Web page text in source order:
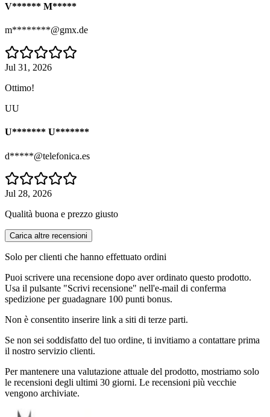
V****** M*****
m********@gmx.de
Jul 31, 2026
Ottimo!
UU
U******* U*******
d*****@telefonica.es
Jul 28, 2026
Qualità buona e prezzo giusto
Carica altre recensioni
Solo per clienti che hanno effettuato ordini
Puoi scrivere una recensione dopo aver ordinato questo prodotto.
Usa il pulsante "Scrivi recensione" nell'e-mail di conferma
spedizione per guadagnare 100 punti bonus.
Non è consentito inserire link a siti di terze parti.
Se non sei soddisfatto del tuo ordine, ti invitiamo a contattare prima
il nostro servizio clienti.
Per mantenere una valutazione attuale del prodotto, mostriamo solo
le recensioni degli ultimi 30 giorni. Le recensioni più vecchie
vengono archiviate.